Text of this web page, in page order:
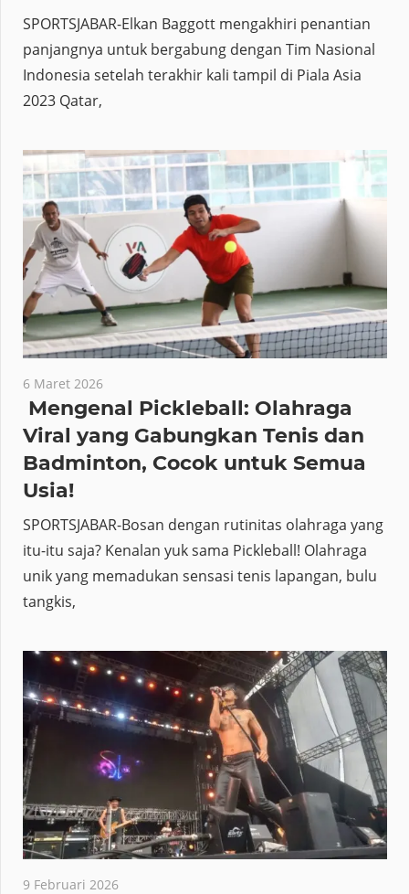
Indonesia Era John Herdman
SPORTSJABAR-Elkan Baggott mengakhiri penantian
panjangnya untuk bergabung dengan Tim Nasional
Indonesia setelah terakhir kali tampil di Piala Asia
6 Maret 2026
Mengenal Pickleball: Olahraga
Viral yang Gabungkan Tenis dan
Badminton, Cocok untuk Semua
Usia!
SPORTSJABAR-Bosan dengan rutinitas olahraga yang
itu-itu saja? Kenalan yuk sama Pickleball! Olahraga
unik yang memadukan sensasi tenis lapangan, bulu